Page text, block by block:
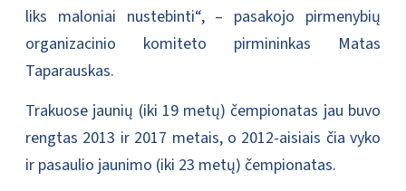
liks maloniai nustebinti“, – pasakojo pirmenybių
organizacinio komiteto pirmininkas Matas
Taparauskas.
Trakuose jaunių (iki 19 metų) čempionatas jau buvo
rengtas 2013 ir 2017 metais, o 2012-aisiais čia vyko
ir pasaulio jaunimo (iki 23 metų) čempionatas.